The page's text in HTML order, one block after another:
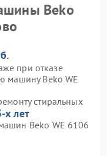
Beko
при отказе
машину Beko WE
стиральных
х лет
Beko WE 6106